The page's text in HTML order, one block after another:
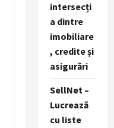
intersecți
a dintre
imobiliare
, credite și
asigurări
SellNet –
Lucrează
cu liste